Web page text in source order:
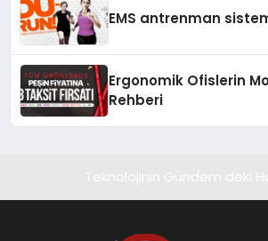
EMS antrenman
Ergonomik Ofislerin
Rehberi